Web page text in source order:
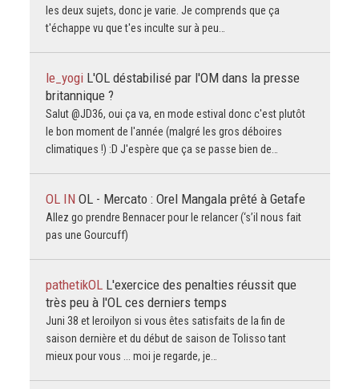
les deux sujets, donc je varie. Je comprends que ça
t'échappe vu que t'es inculte sur à peu…
le_yogi L'OL déstabilisé par l'OM dans la presse
britannique ?
Salut @JD36, oui ça va, en mode estival donc c'est plutôt
le bon moment de l'année (malgré les gros déboires
climatiques !) :D J'espère que ça se passe bien de…
OL IN OL - Mercato : Orel Mangala prêté à Getafe
Allez go prendre Bennacer pour le relancer (‘s’il nous fait
pas une Gourcuff)
pathetikOL L'exercice des penalties réussit que
très peu à l'OL ces derniers temps
Juni 38 et leroilyon si vous êtes satisfaits de la fin de
saison dernière et du début de saison de Tolisso tant
mieux pour vous ... moi je regarde, je…